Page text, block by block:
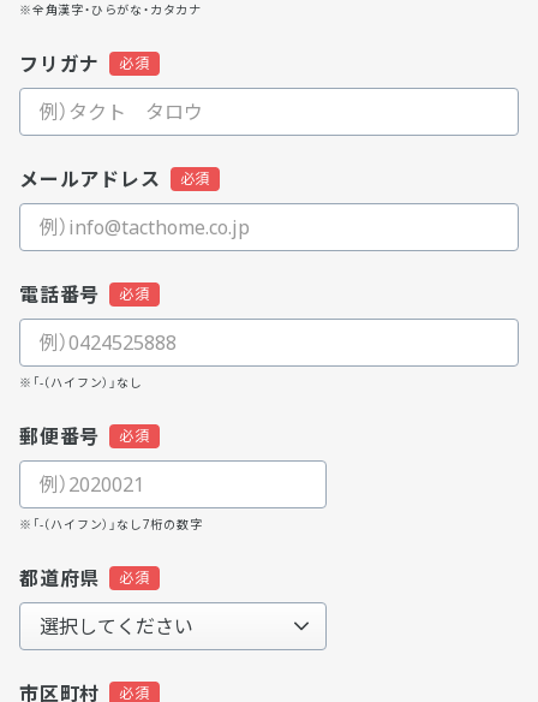
※全角漢字・ひらがな・カタカナ
フリガナ
メールアドレス
電話番号
※「-（ハイフン）」なし
郵便番号
※「-（ハイフン）」なし7桁の数字
都道府県
市区町村